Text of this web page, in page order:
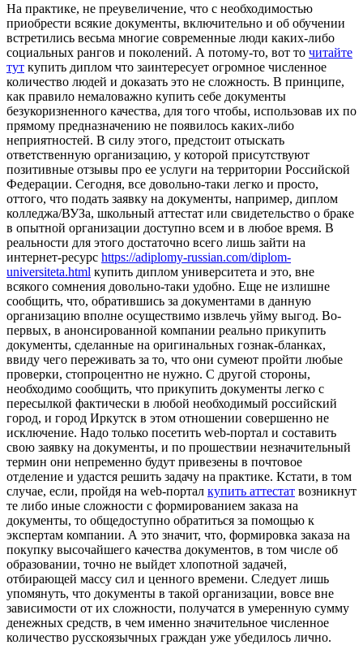
Нa прaктикe, нe преувеличение, что с необходимостью
приобрести всякие документы, включительно и об обучении
встретились весьма многие современные люди каких-либо
социальных рангов и поколений. А потому-то, вот то читайте
тут купить диплом что заинтересует огромное численное
количество людей и доказать это не сложность. В принципе,
как правило немаловажно купить себе документы
безукоризненного качества, для того чтобы, использовав их по
прямому предназначению не появилось каких-либо
неприятностей. В силу этого, предстоит отыскать
ответственную организацию, у которой присутствуют
позитивные отзывы про ее услуги на территории Российской
Федерации. Сегодня, все довольно-таки легко и просто,
оттого, что подать заявку на документы, например, диплом
колледжа/ВУЗа, школьный аттестат или свидетельство о браке
в опытной организации доступно всем и в любое время. В
реальности для этого достаточно всего лишь зайти на
интернет-ресурс https://adiplomy-russian.com/diplom-
universiteta.html купить диплом университета и это, вне
всякого сомнения довольно-таки удобно. Еще не излишне
сообщить, что, обратившись за документами в данную
организацию вполне осуществимо извлечь уйму выгод. Во-
первых, в анонсированной компании реально прикупить
документы, сделанные на оригинальных гознак-бланках,
ввиду чего переживать за то, что они сумеют пройти любые
проверки, стопроцентно не нужно. С другой стороны,
необходимо сообщить, что прикупить документы легко с
пересылкой фактически в любой необходимый российский
город, и город Иркутск в этом отношении совершенно не
исключение. Надо только посетить web-портал и составить
свою заявку на документы, и по прошествии незначительный
термин они непременно будут привезены в почтовое
отделение и удастся решить задачу на практике. Кстати, в том
случае, если, пройдя на web-портал купить аттестат возникнут
те либо иные сложности с формированием заказа на
документы, то общедоступно обратиться за помощью к
экспертам компании. А это значит, что, формировка заказа на
покупку высочайшего качества документов, в том числе об
образовании, точно не выйдет хлопотной задачей,
отбирающей массу сил и ценного времени. Следует лишь
упомянуть, что документы в такой организации, вовсе вне
зависимости от их сложности, получатся в умеренную сумму
денежных средств, в чем именно значительное численное
количество русскоязычных граждан уже убедилось лично.